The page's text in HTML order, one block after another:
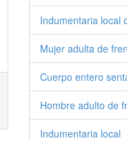
Indumentaria local
Mujer adulta de
Cuerpo entero
Hombre adulto de
Indumentaria local